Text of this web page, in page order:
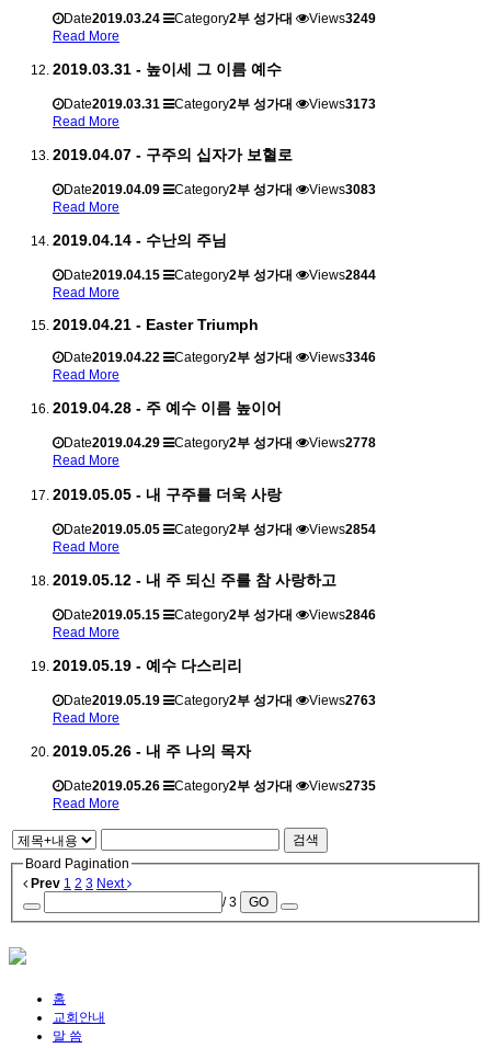
Date2019.03.24 Category2부 성가대 Views3249
Read More
2019.03.31 - 높이세 그 이름 예수
Date2019.03.31 Category2부 성가대 Views3173
Read More
2019.04.07 - 구주의 십자가 보혈로
Date2019.04.09 Category2부 성가대 Views3083
Read More
2019.04.14 - 수난의 주님
Date2019.04.15 Category2부 성가대 Views2844
Read More
2019.04.21 - Easter Triumph
Date2019.04.22 Category2부 성가대 Views3346
Read More
2019.04.28 - 주 예수 이름 높이어
Date2019.04.29 Category2부 성가대 Views2778
Read More
2019.05.05 - 내 구주를 더욱 사랑
Date2019.05.05 Category2부 성가대 Views2854
Read More
2019.05.12 - 내 주 되신 주를 참 사랑하고
Date2019.05.15 Category2부 성가대 Views2846
Read More
2019.05.19 - 예수 다스리리
Date2019.05.19 Category2부 성가대 Views2763
Read More
2019.05.26 - 내 주 나의 목자
Date2019.05.26 Category2부 성가대 Views2735
Read More
검색
Board Pagination
Prev 1 2 3 Next
/ 3
GO
홈
교회안내
말 씀